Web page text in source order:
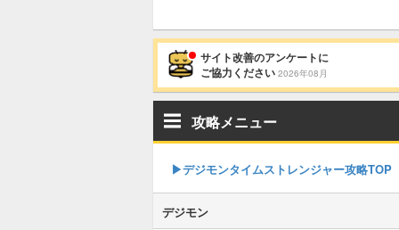
サイト改善のアンケートに
ご協力ください 2026年08月
攻略メニュー
▶︎デジモンタイムストレンジャー攻略TOP
デジモン